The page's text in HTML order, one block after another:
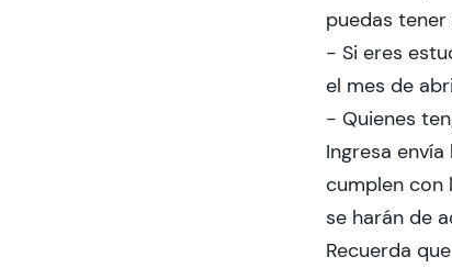
puedas
- Si eres
el mes de
- Quienes
Ingresa
cumplen con
se harán de
Recuerda